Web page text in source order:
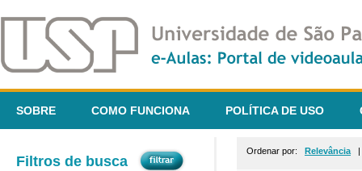
SOBRE COMO FUNCIONA POLÍTICA DE USO
Filtros de busca
Ordenar por: Relevância